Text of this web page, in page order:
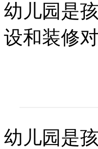
幼儿园是
设和装修
幼儿园是